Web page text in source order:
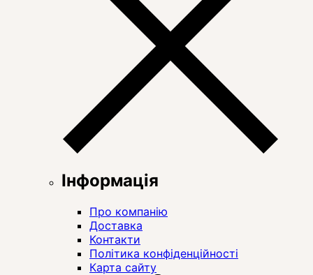
Інформація
Про компанію
Доставка
Контакти
Політика конфіденційності
Карта сайту